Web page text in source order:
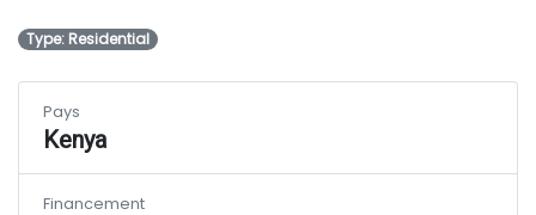
Type: Residential
Pays
Kenya
Financement